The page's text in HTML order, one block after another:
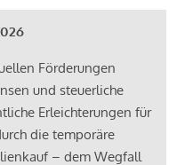
Förderungen
und steuerliche
Erleichterungen für
die temporäre
– dem Wegfall